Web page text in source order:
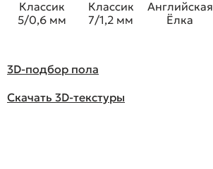
Классик
5/0,6 мм
Классик
7/1,2 мм
Английская
Ёлка
3D-подбор пола
Скачать 3D-текстуры